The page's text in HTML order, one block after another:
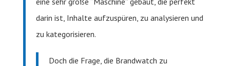
darin ist, Inhalte aufzuspüren, zu analysieren und
zu kategorisieren.
Doch die Frage, die Brandwatch zu